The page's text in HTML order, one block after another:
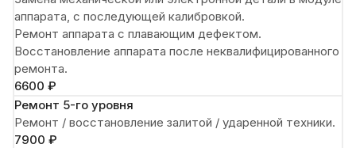
аппарата, с последующей калибровкой.
Ремонт аппарата с плавающим дефектом.
Восстановление аппарата после неквалифицированного
ремонта.
6600 ₽
Ремонт 5-го уровня
Ремонт / восстановление залитой / ударенной техники.
7900 ₽